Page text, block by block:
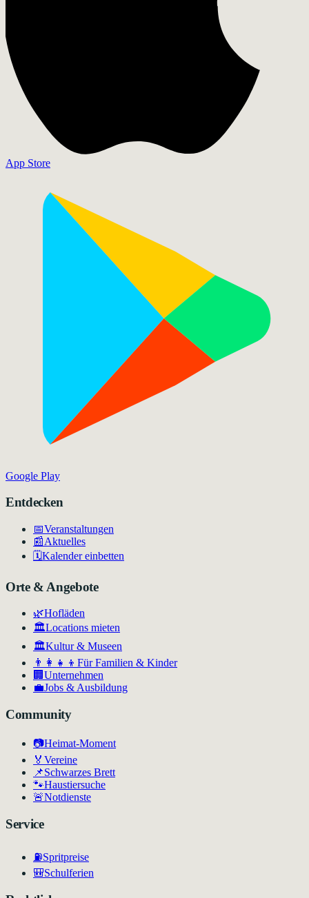
App Store
Google Play
Entdecken
📅Veranstaltungen
📰Aktuelles
🗓️Kalender einbetten
Orte & Angebote
🌿Hofläden
🏛️Locations mieten
🏛Kultur & Museen
👨‍👩‍👧‍👦 Für Familien & Kinder
🏢 Unternehmen
💼Jobs & Ausbildung
Community
📷Heimat-Moment
🏅 Vereine
📌Schwarzes Brett
🐾Haustiersuche
🚨Notdienste
Service
⛽Spritpreise
🎒Schulferien